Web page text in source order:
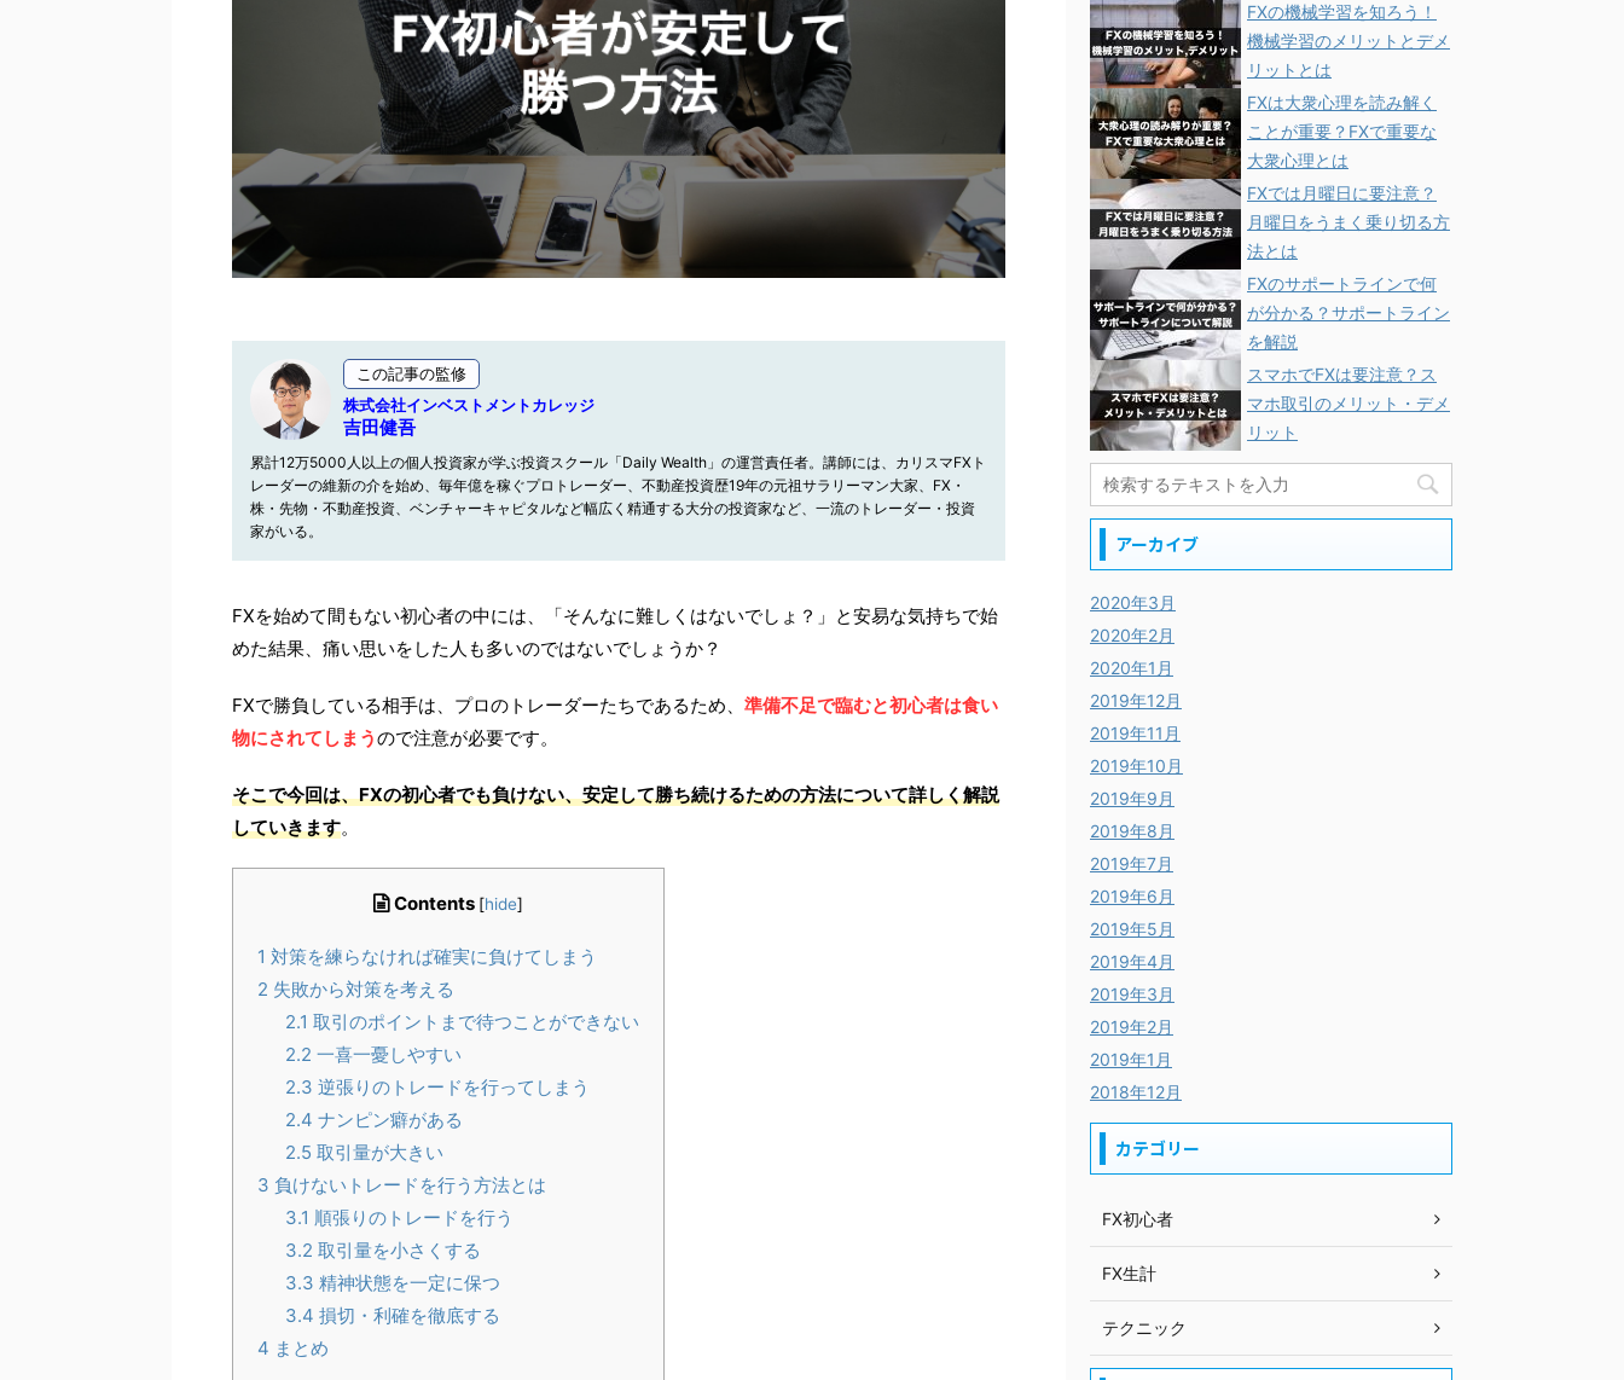
この記事の監修
株式会社インベストメントカレッジ
吉田健吾
累計12万5000人以上の個人投資家が学ぶ投資スクール「Daily Wealth」の運営責任者。講師には、カリスマFXト
レーダーの維新の介を始め、毎年億を稼ぐプロトレーダー、不動産投資歴19年の元祖サラリーマン大家、FX・
株・先物・不動産投資、ベンチャーキャピタルなど幅広く精通する大分の投資家など、一流のトレーダー・投資
家がいる。
FXを始めて間もない初心者の中には、「そんなに難しくはないでしょ？」と安易な気持ちで始
めた結果、痛い思いをした人も多いのではないでしょうか？
FXで勝負している相手は、プロのトレーダーたちであるため、 準備不足で臨むと初心者は食い
物にされてしまうので注意が必要です。
そこで今回は、FXの初心者でも負けない、安定して勝ち続けるための方法について詳しく解説
していきます。
Contents [hide]
1 対策を練らなければ確実に負けてしまう
2 失敗から対策を考える
2.1 取引のポイントまで待つことができない
2.2 一喜一憂しやすい
2.3 逆張りのトレードを行ってしまう
2.4 ナンピン癖がある
2.5 取引量が大きい
3 負けないトレードを行う方法とは
3.1 順張りのトレードを行う
3.2 取引量を小さくする
3.3 精神状態を一定に保つ
3.4 損切・利確を徹底する
4 まとめ
FXの機械学習を知ろう！
機械学習のメリットとデメ
リットとは
FXは大衆心理を読み解く
ことが重要？FXで重要な
大衆心理とは
FXでは月曜日に要注意？
月曜日をうまく乗り切る方
法とは
FXのサポートラインで何
が分かる？サポートライン
を解説
スマホでFXは要注意？ス
マホ取引のメリット・デメ
リット
アーカイブ
2020年3月
2020年2月
2020年1月
2019年12月
2019年11月
2019年10月
2019年9月
2019年8月
2019年7月
2019年6月
2019年5月
2019年4月
2019年3月
2019年2月
2019年1月
2018年12月
カテゴリー
FX初心者
FX生計
テクニック